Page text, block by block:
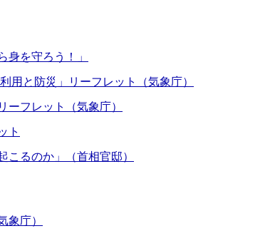
身を守ろう！」
用と防災」リーフレット（気象庁）
ーフレット（気象庁）
ト
こるのか」（首相官邸）
象庁）